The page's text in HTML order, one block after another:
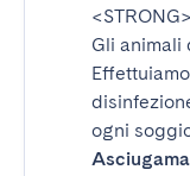
Gli animali
ogni